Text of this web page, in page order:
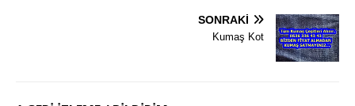
SONRAKI
Kumaş Kot